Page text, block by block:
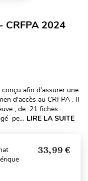
CRFPA 2024
afin d'assurer une
d'accès au CRFPA . Il
, de 21 fiches
pe... LIRE LA SUITE
33,99 €